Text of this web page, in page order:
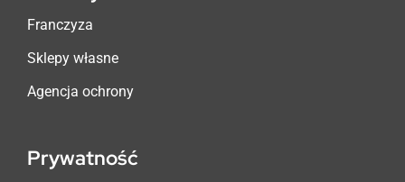
Franczyza
Sklepy własne
Agencja ochrony
Prywatność